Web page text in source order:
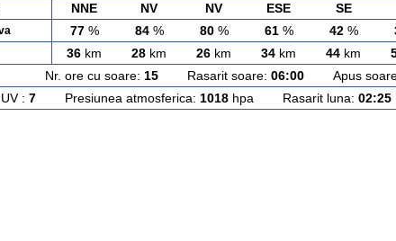
NNE NV NV ESE SE
77% 84% 80% 61% 42%
36 km 28 km 26 km 34 km 44 km
Nr. ore cu soare: 15 Rasarit soare: 06:00 Apus
: 7 Presiunea atmosferica: 1018 hpa Rasarit luna: 02:25